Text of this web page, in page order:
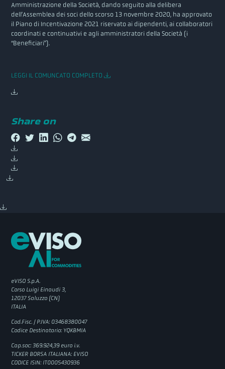
Amministrazione della Società, dando seguito alla delibera
dell’Assemblea dei soci dello scorso 13 novembre 2020, ha approvato
il Piano di Incentivazione 2021 riservato ai dipendenti, ai collaboratori
coordinati e continuativi e agli amministratori della Società (i
“Beneficiari”).
LEGGI IL COMUNCATO COMPLETO
Share on
eVISO S.p.A.
Corso Luigi Einaudi 3,
12037 Saluzzo (CN)
ITALIA
Cod.Fisc. / P.IVA: 03468380047
Codice Destinatario: YQKBMIA
Cap.soc: 369.924,39 euro i.v.
TICKER BORSA ITALIANA: EVISO
CODICE ISIN: IT0005430936